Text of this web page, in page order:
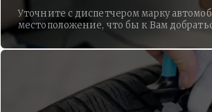
Уточните с диспетчером марку
местоположение, что бы к Вам